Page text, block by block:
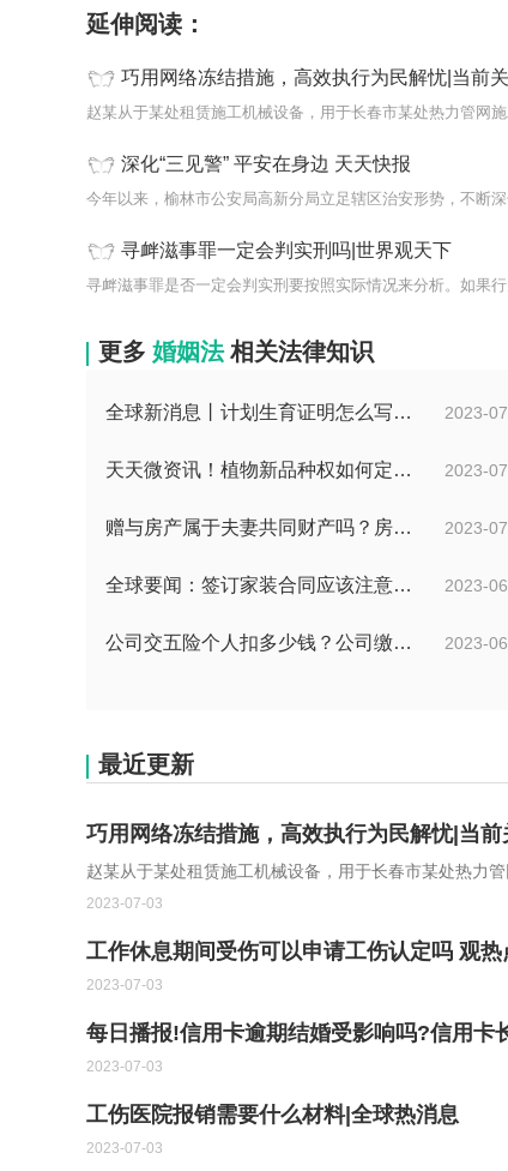
延伸阅读：
巧用网络冻结措施，高效执行为民解忧|当前
深化“三见警” 平安在身边 天天快报
寻衅滋事罪一定会判实刑吗|世界观天下
更多 婚姻法 相关法律知识
2023-
全球新消息丨计划生育证明怎么写？计划生育证明都需要什么材料？
2023-
天天微资讯！植物新品种权如何定义的？植物新品种权应符合什么条件？
2023-
赠与房产属于夫妻共同财产吗？房产赠与和过户哪个划算？
2023-
全球要闻：签订家装合同应该注意哪些事项？签订家装合同需要房屋所有人签订吗？
2023-
公司交五险个人扣多少钱？公司缴纳金额的算法是什么？|每日短讯
最近更新
巧用网络冻结措施，高效执行为民解忧|当前
赵某从于某处租赁施工机械设备，用于长春市某处热力
2023-07-03
工作休息期间受伤可以申请工伤认定吗 观热
2023-07-03
每日播报!信用卡逾期结婚受影响吗?信用卡
2023-07-03
工伤医院报销需要什么材料|全球热消息
2023-07-03